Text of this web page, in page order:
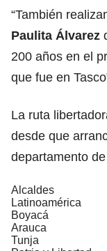
“También
Paulita Álvarez
200 años en el
que fue en
La ruta
desde que
departamento
Alcaldes
Latinoamérica
Boyacá
Arauca
Tunja